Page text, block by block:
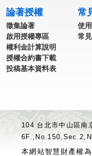
論著授權
徵集論著
啟用授權專區
權利金計算說明
授權合約書下載
投稿基本資料表
常
使
常
104 台北市中山區
本網站智慧財產權